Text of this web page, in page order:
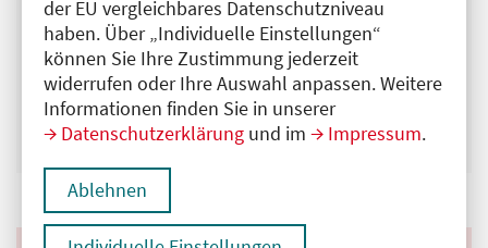
der EU vergleichbares Datenschutzniveau
haben. Über „Individuelle Einstellungen“
können Sie Ihre Zustimmung jederzeit
widerrufen oder Ihre Auswahl anpassen. Weitere
Informationen finden Sie in unserer
Datenschutzerklärung und im Impressum.
Ablehnen
Tätig in
Suchen